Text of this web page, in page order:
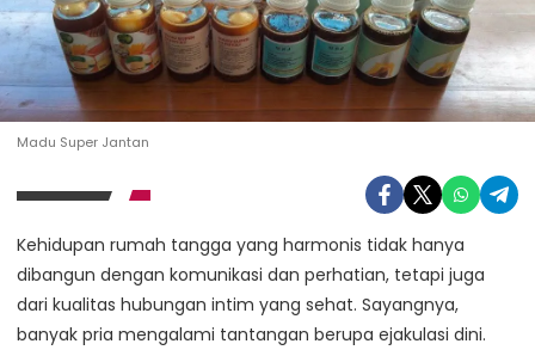
Madu Super Jantan
Kehidupan rumah tangga yang harmonis tidak hanya
dibangun dengan komunikasi dan perhatian, tetapi juga
dari kualitas hubungan intim yang sehat. Sayangnya,
banyak pria mengalami tantangan berupa ejakulasi dini.